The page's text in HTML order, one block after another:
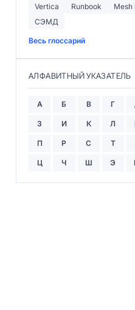
Vertica
Runbook
Mesh
СЭМД
Весь глоссарий
АЛФАВИТНЫЙ УКАЗАТЕЛЬ
А Б В Г
З И К Л
П Р С Т
Ц Ч Ш Э